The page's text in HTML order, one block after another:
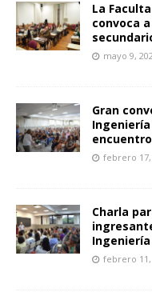
La
convoca
mayo 9,
Gran
Ingeniería
febrero 17,
Charla
Ingeniería
febrero 11,